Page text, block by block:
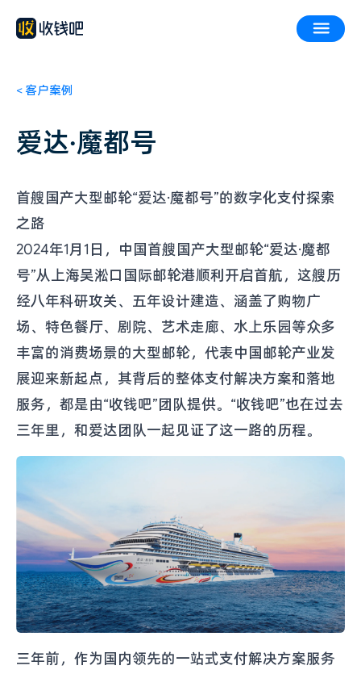
< 客户案例
爱达·魔都号
首艘国产大型邮轮“爱达·魔都号”的数字化支付探索
之路
2024年1月1日，中国首艘国产大型邮轮“爱达·魔都
号”从上海吴淞口国际邮轮港顺利开启首航，这艘历
经八年科研攻关、五年设计建造、涵盖了购物广
场、特色餐厅、剧院、艺术走廊、水上乐园等众多
丰富的消费场景的大型邮轮，代表中国邮轮产业发
展迎来新起点，其背后的整体支付解决方案和落地
服务，都是由“收钱吧”团队提供。“收钱吧”也在过去
三年里，和爱达团队一起见证了这一路的历程。
三年前，作为国内领先的一站式支付解决方案服务